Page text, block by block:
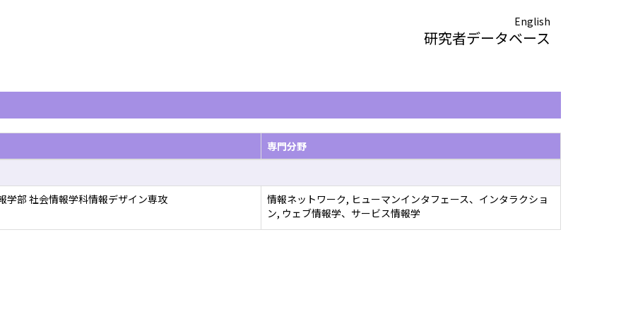
English
研究者データベース
専門分野
学部 社会情報学科情報デザイン専攻
情報ネットワーク, ヒューマンインタフェース、インタラクショ
ン, ウェブ情報学、サービス情報学